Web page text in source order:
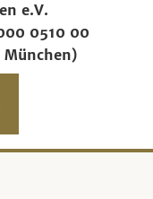
e.V.
0510 00
München)